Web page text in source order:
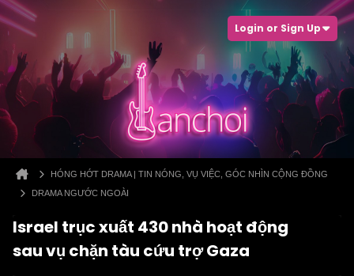
Login or Sign Up
HÓNG HỚT DRAMA | TIN NÓNG, VỤ VIỆC, GÓC NHÌN CỘNG ĐỒNG
DRAMA NGƯỚC NGOÀI
Israel trục xuất 430 nhà hoạt động
sau vụ chặn tàu cứu trợ Gaza